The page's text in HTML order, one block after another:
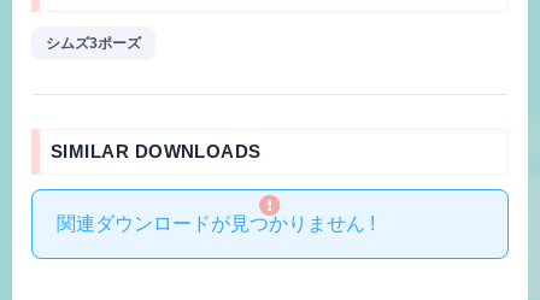
シムズ3ポーズ
SIMILAR DOWNLOADS
関連ダウンロードが見つかりません !